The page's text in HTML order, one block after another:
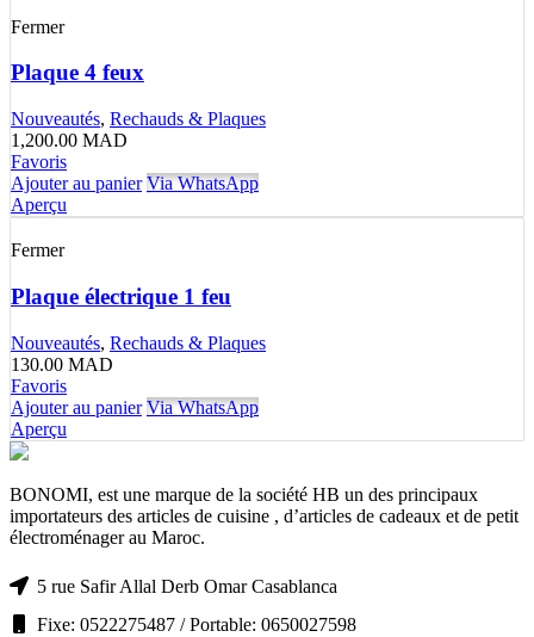
Fermer
Plaque 4 feux
Nouveautés, Rechauds & Plaques
1,200.00 MAD
Favoris
Ajouter au panier Via WhatsApp
Aperçu
Fermer
Plaque électrique 1 feu
Nouveautés, Rechauds & Plaques
130.00 MAD
Favoris
Ajouter au panier Via WhatsApp
Aperçu
BONOMI, est une marque de la société HB un des principaux
importateurs des articles de cuisine , d’articles de cadeaux et de petit
électroménager au Maroc.
5 rue Safir Allal Derb Omar Casablanca
Fixe: 0522275487 / Portable: 0650027598